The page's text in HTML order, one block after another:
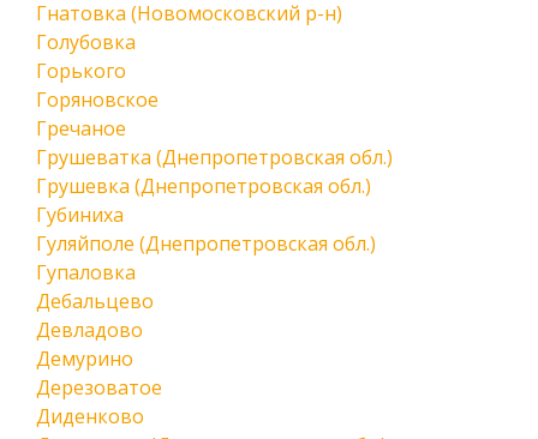
Гнатовка (Новомосковский р-н)
Голубовка
Горького
Горяновское
Гречаное
Грушеватка (Днепропетровская обл.)
Грушевка (Днепропетровская обл.)
Губиниха
Гуляйполе (Днепропетровская обл.)
Гупаловка
Дебальцево
Девладово
Демурино
Дерезоватое
Диденково